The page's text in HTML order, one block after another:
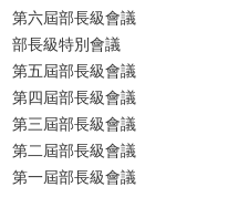
第六屆部長級會議
部長級特別會議
第五屆部長級會議
第四屆部長級會議
第三屆部長級會議
第二屆部長級會議
第一屆部長級會議